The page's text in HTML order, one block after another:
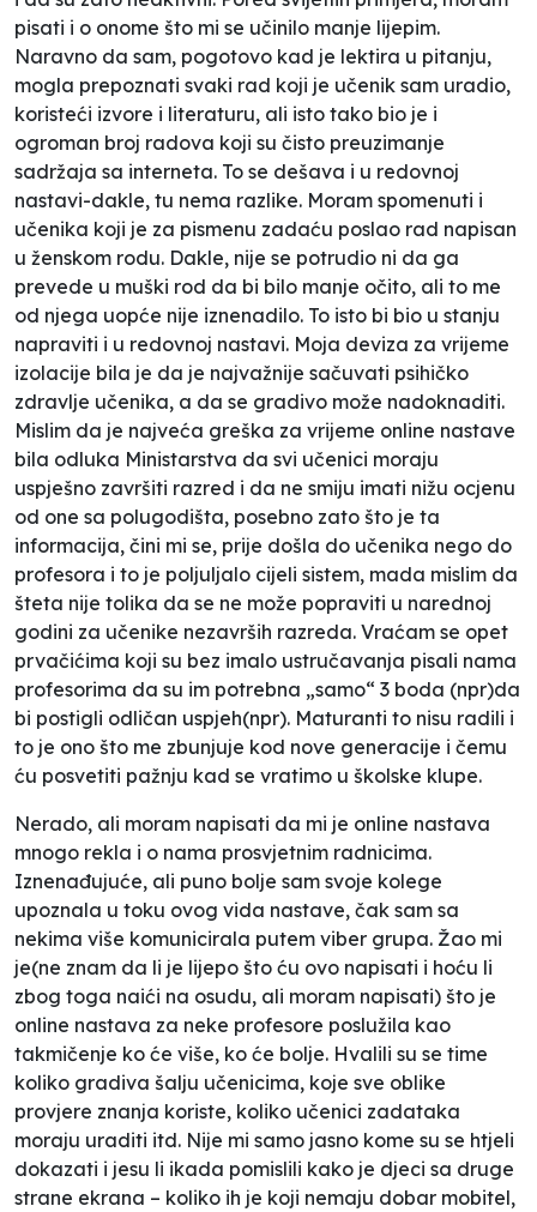
pisati i o onome što mi se učinilo manje lijepim.
Naravno da sam, pogotovo kad je lektira u pitanju,
mogla prepoznati svaki rad koji je učenik sam uradio,
koristeći izvore i literaturu, ali isto tako bio je i
ogroman broj radova koji su čisto preuzimanje
sadržaja sa interneta. To se dešava i u redovnoj
nastavi-dakle, tu nema razlike. Moram spomenuti i
učenika koji je za pismenu zadaću poslao rad napisan
u ženskom rodu. Dakle, nije se potrudio ni da ga
prevede u muški rod da bi bilo manje očito, ali to me
od njega uopće nije iznenadilo. To isto bi bio u stanju
napraviti i u redovnoj nastavi. Moja deviza za vrijeme
izolacije bila je da je najvažnije sačuvati psihičko
zdravlje učenika, a da se gradivo može nadoknaditi.
Mislim da je najveća greška za vrijeme online nastave
bila odluka Ministarstva da svi učenici moraju
uspješno završiti razred i da ne smiju imati nižu ocjenu
od one sa polugodišta, posebno zato što je ta
informacija, čini mi se, prije došla do učenika nego do
profesora i to je poljuljalo cijeli sistem, mada mislim da
šteta nije tolika da se ne može popraviti u narednoj
godini za učenike nezavrših razreda. Vraćam se opet
prvačićima koji su bez imalo ustručavanja pisali nama
profesorima da su im potrebna „samo“ 3 boda (npr)da
bi postigli odličan uspjeh(npr). Maturanti to nisu radili i
to je ono što me zbunjuje kod nove generacije i čemu
ću posvetiti pažnju kad se vratimo u školske klupe.
Nerado, ali moram napisati da mi je online nastava
mnogo rekla i o nama prosvjetnim radnicima.
Iznenađujuće, ali puno bolje sam svoje kolege
upoznala u toku ovog vida nastave, čak sam sa
nekima više komunicirala putem viber grupa. Žao mi
je(ne znam da li je lijepo što ću ovo napisati i hoću li
zbog toga naići na osudu, ali moram napisati) što je
online nastava za neke profesore poslužila kao
takmičenje ko će više, ko će bolje. Hvalili su se time
koliko gradiva šalju učenicima, koje sve oblike
provjere znanja koriste, koliko učenici zadataka
moraju uraditi itd. Nije mi samo jasno kome su se htjeli
dokazati i jesu li ikada pomislili kako je djeci sa druge
strane ekrana – koliko ih je koji nemaju dobar mobitel,